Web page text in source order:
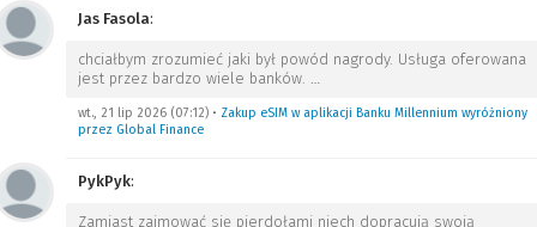
Jas Fasola:
chciałbym zrozumieć jaki był powód nagrody. Usługa oferowana
jest przez bardzo wiele banków. …
wt., 21 lip 2026 (07:12) • Zakup eSIM w aplikacji Banku Millennium wyróżniony
przez Global Finance
PykPyk:
Zamiast zajmować się pierdołami niech dopracują swoją